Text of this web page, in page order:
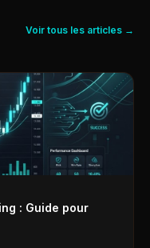
Voir tous les articles →
: Guide pour